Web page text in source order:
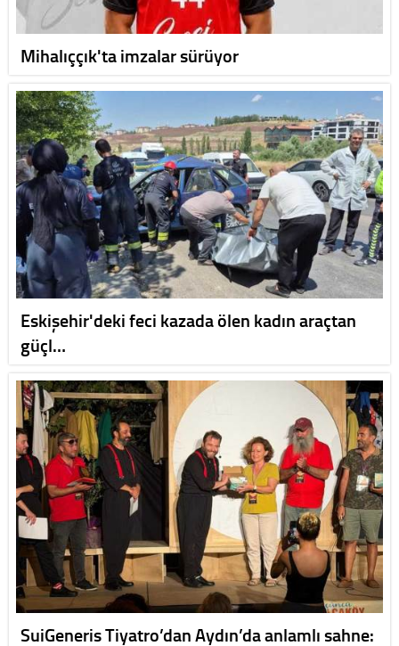
Mihalıççık'ta imzalar sürüyor
Eskişehir'deki feci kazada ölen kadın araçtan
güçl…
SuiGeneris Tiyatro’dan Aydın’da anlamlı sahne: